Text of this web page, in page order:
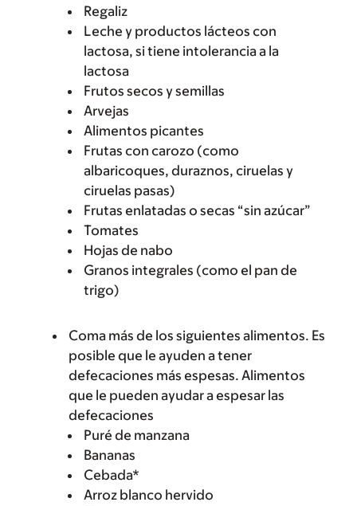
Regaliz
Leche y productos lácteos con
lactosa, si tiene intolerancia a la
lactosa
Frutos secos y semillas
Arvejas
Alimentos picantes
Frutas con carozo (como
albaricoques, duraznos, ciruelas y
ciruelas pasas)
Frutas enlatadas o secas “sin azúcar”
Tomates
Hojas de nabo
Granos integrales (como el pan de
trigo)
Coma más de los siguientes alimentos. Es
posible que le ayuden a tener
defecaciones más espesas. Alimentos
que le pueden ayudar a espesar las
defecaciones
Puré de manzana
Bananas
Cebada*
Arroz blanco hervido